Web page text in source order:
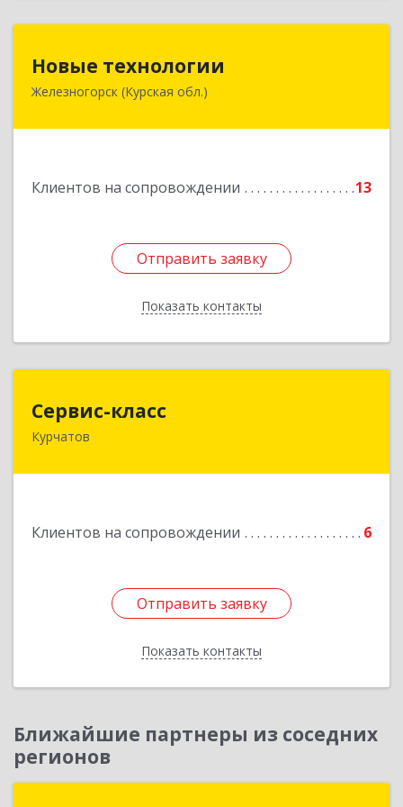
Новые технологии
Железногорск (Курская обл.)
Клиентов на сопровождении 13
Отправить заявку
Показать контакты
307170, Курская обл, Железногорский р-н,
Подробнее
Отправить заявку
Назад
Сервис-класс
Курчатов
Клиентов на сопровождении 6
Отправить заявку
Показать контакты
Подробнее
Отправить заявку
Назад
Ближайшие партнеры из соседних
регионов